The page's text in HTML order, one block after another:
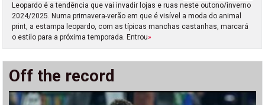
Leopardo é a tendência que vai invadir lojas e ruas neste outono/inverno
2024/2025. Numa primavera-verão em que é visível a moda do animal
print, a estampa leopardo, com as típicas manchas castanhas, marcará
o estilo para a próxima temporada. Entrou»
Off the record